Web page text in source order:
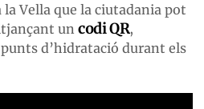
Vella que la ciutadania pot
un codi QR,
d’hidratació durant els